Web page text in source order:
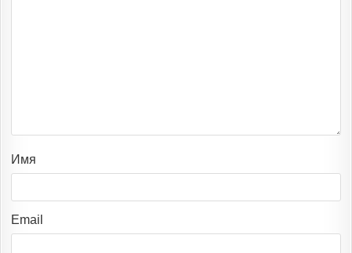
Имя
Email